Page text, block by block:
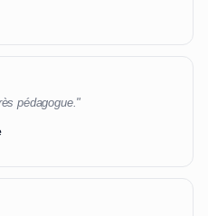
pédagogue."